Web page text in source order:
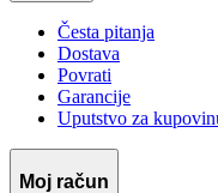
Česta pitanja
Dostava
Povrati
Garancije
Uputstvo za
Moj račun